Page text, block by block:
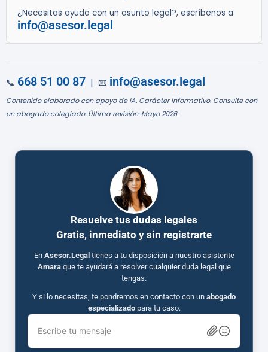
¿Necesitas ayuda con un asunto legal?, escríbenos a
info@asesor.legal
📞 668 51 00 87 | 📧 info@asesor.legal
Contenido elaborado con apoyo de IA. Carácter informativo. Consulte con
un abogado colegiado. Última revisión: Mayo 2026.
Resuelve tus dudas legales
Gratis, inmediato y sin registrarte
En Asesor.Legal tienes a tu disposición a nuestro asistente
Amaraque te ayudará a resolver cualquier duda legal que
tengas.
Y si lo necesitas, te pondremos en contacto con un abogado
especializadopara tu caso.
Escribe tu mensaje